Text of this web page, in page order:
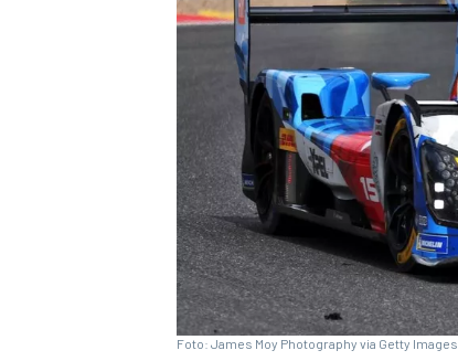
INDYCAR
Foto: James Moy Photography via Getty Images